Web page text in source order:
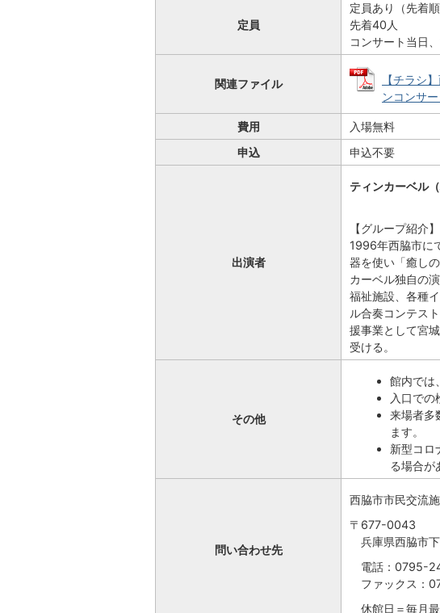
定員
定員あり（先着順
先着40人
コンサート当日
関連ファイル
【チラシ
ンコンサ
費用
入場無料
申込
申込不要
出演者
ティンカーベル
【グループ紹介】
1996年西脇市に
器を使い「癒し
カーベル独自の
福祉施設、各種
ル合奏コンテス
援事業として宮
受ける。
その他
館内では
入口での
来場者多
ます。
新型コロ
る場合が
問い合わせ先
西脇市市民交流
〒677-0043
兵庫県西脇市
電話：0795-
ファックス：
休館日＝毎月最